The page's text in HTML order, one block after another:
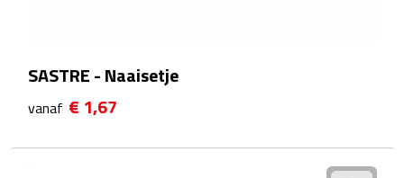
SASTRE - Naaisetje
vanaf € 1,67